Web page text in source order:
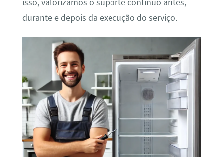
isso, valorizamos o suporte contínuo antes,
durante e depois da execução do serviço.